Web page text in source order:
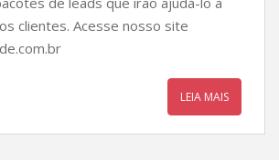
clientes. Acesse nosso site
LEIA MAIS